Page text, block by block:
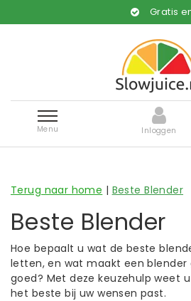
Gratis en
Menu Inloggen
Terug naar home | Beste Blender
Beste Blender
Hoe bepaalt u wat de beste
letten, en wat maakt een
goed? Met deze keuzehulp weet
het beste bij uw wensen past.